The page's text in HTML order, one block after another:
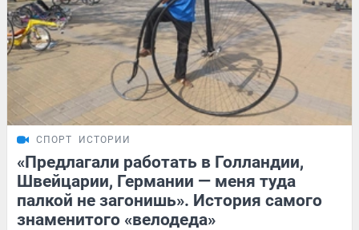
СПОРТ ИСТОРИИ
«Предлагали работать в Голландии,
Швейцарии, Германии — меня туда
палкой не загонишь». История самого
знаменитого «велодеда»